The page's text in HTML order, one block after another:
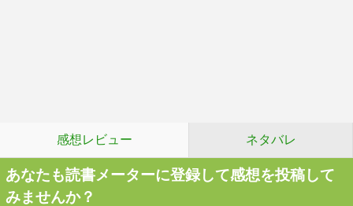
感想レビュー ネタバレ
あなたも読書メーターに登録して感想を投稿して
みませんか？